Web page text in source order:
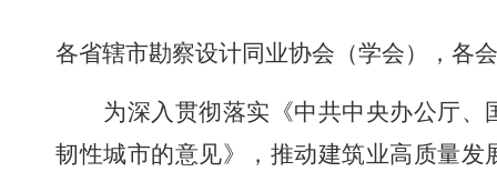
各省辖市勘察设计同业协会（学会），各
为深入贯彻落实《中共中央办公厅
韧性城市的意见》
， 推动建筑业高质量发